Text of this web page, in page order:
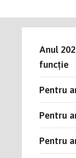
Anul
funcție
Pentru
Pentru
Pentru